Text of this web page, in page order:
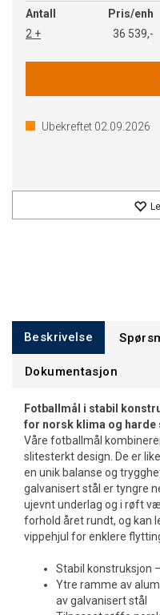
Antall
Pris/enh
2 +
36 539,-
Ubekreftet 02.09.2026
Beskrivelse
Dokumentasjon
Fotballmål i stabil
for norsk klima og harde
Våre fotballmål
slitesterkt design. De er
en unik balanse og
galvanisert stål er tyngre
ujevnt underlag og i røft
forhold året rundt, og kan
vippehjul for enklere
Stabil konstruksjon
Ytre ramme av
av galvanisert stål